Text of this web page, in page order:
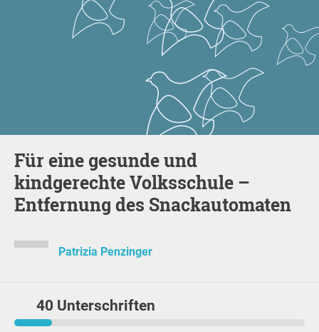
Für eine gesunde und
kindgerechte Volksschule –
Entfernung des Snackautomaten
Patrizia Penzinger
40 Unterschriften